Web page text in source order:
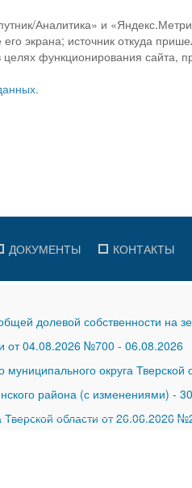
Аналитика» и
экрана; источник откуда
функционирования сайта,
ДОКУМЕНТЫ КОНТАКТЫ
долевой собственности на
от 04.08.2026 №700 - 06.08.2026
округа Тверской
района (с изменениями) -
области от 26.06.2026